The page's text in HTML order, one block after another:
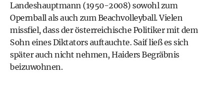
Landeshauptmann (1950-2008) sowohl zum
Opernball als auch zum Beachvolleyball. Vielen
missfiel, dass der österreichische Politiker mit dem
Sohn eines Diktators auftauchte. Saif ließ es sich
später auch nicht nehmen, Haiders Begräbnis
beizuwohnen.